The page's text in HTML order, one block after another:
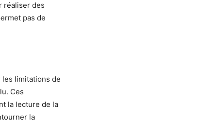
réaliser des
pas de
limitations de
Ces
la lecture de la
la